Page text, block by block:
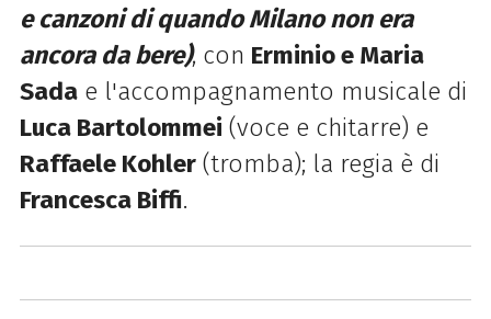
e canzoni di quando Milano non era
ancora da bere), con Erminio e Maria
Sadae l'accompagnamento musicale di
Luca Bartolommei (voce e chitarre) e
Raffaele Kohler(tromba); la regia è di
Francesca Biffi.